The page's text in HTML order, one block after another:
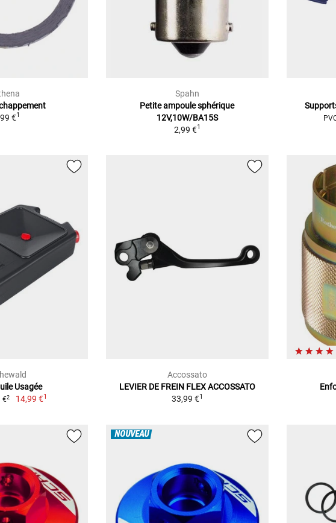
€1
Spahn
Petite ampoule sphérique
12V,10W/BA15S
2,99 €1
Usagée
€2 14,99 €1
Accossato
LEVIER DE FREIN FLEX ACCOSSATO
33,99 €1
NOUVEAU